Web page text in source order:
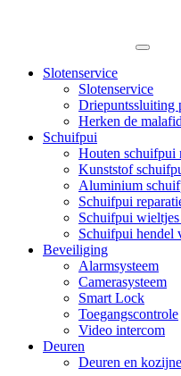
Slotenservice
Slotenservice
Driepuntssluiting
Herken de
Schuifpui
Houten schuifpui
Kunststof
Aluminium
Schuifpui
Schuifpui
Schuifpui hendel
Beveiliging
Alarmsysteem
Camerasysteem
Smart Lock
Toegangscontrole
Video intercom
Deuren
Deuren en